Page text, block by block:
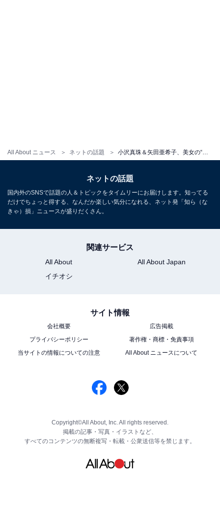
All About ニュース ネットの話題
ネットの話題
国内外のSNSで話題の人＆トピックをタイムリーにお届けします。知ってる
だけでちょっと得する、なんだか楽しい気分になれる、ネット発「知ら（な
きゃ）損」ニュースが盛りだくさん。
関連サービス
All About
All About Japan
イチオシ
サイト情報
会社概要
広告掲載
プライバシーポリシー
著作権・商標・免責事項
当サイトの情報についての注意
All About ニュースについて
Copyright©All About, Inc. All rights reserved.
掲載の記事・写真・イラストなど、
すべてのコンテンツの無断複写・転載・公衆送信等を禁じます。